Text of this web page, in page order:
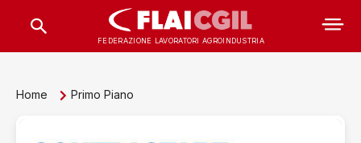
FEDERAZIONE LAVORATORI AGROINDUSTRIA
Home Primo Piano